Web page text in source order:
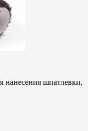
шпатлевки,